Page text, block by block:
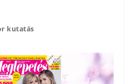
kutatás